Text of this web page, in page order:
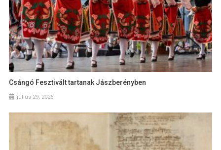
Csángó Fesztivált tartanak Jászberényben
július 29, 2026